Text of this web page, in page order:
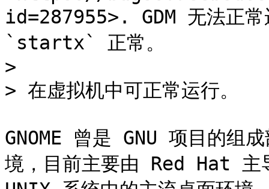
id=287955>. GDM 无法正常
`startx` 正常。
>
> 在虚拟机中可正常运行。
GNOME 曾是 GNU 项目的组
境，目前主要由 Red Hat 主